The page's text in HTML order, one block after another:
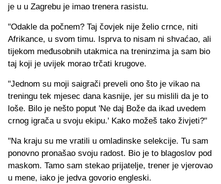
je u u Zagrebu je imao trenera rasistu.
"Odakle da počnem? Taj čovjek nije želio crnce, niti
Afrikance, u svom timu. Isprva to nisam ni shvaćao, ali
tijekom međusobnih utakmica na treninzima ja sam bio
taj koji je uvijek morao trčati krugove.
"Jednom su moji saigrači preveli ono što je vikao na
treningu tek mjesec dana kasnije, jer su mislili da je to
loše. Bilo je nešto poput 'Ne daj Bože da ikad uvedem
crnog igrača u svoju ekipu.' Kako možeš tako živjeti?"
"Na kraju su me vratili u omladinske selekcije. Tu sam
ponovno pronašao svoju radost. Bio je to blagoslov pod
maskom. Tamo sam stekao prijatelje, trener je vjerovao
u mene, iako je jedva govorio engleski.